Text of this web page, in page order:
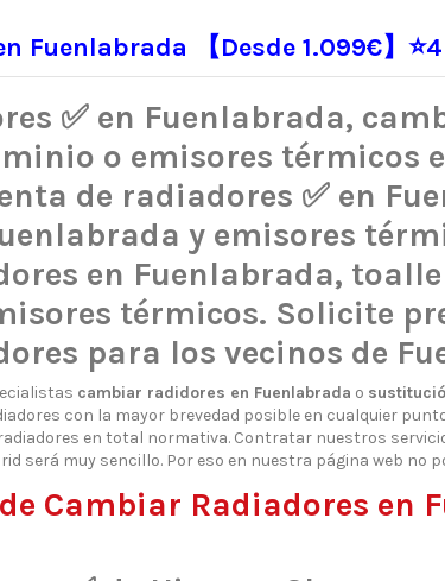
Fuenlabrada 【Desde 1.099€】
✅ en Fuenlabrada,
o emisores
de radiadores ✅ en
y emisores
en Fuenlabrada,
térmicos. Solicite
para los vecinos de
cambiar radidores en Fuenlabrada o
con la mayor brevedad posible en cualquier
en total normativa. Contratar nuestros
será muy sencillo. Por eso en nuestra página web
Cambiar Radiadores en